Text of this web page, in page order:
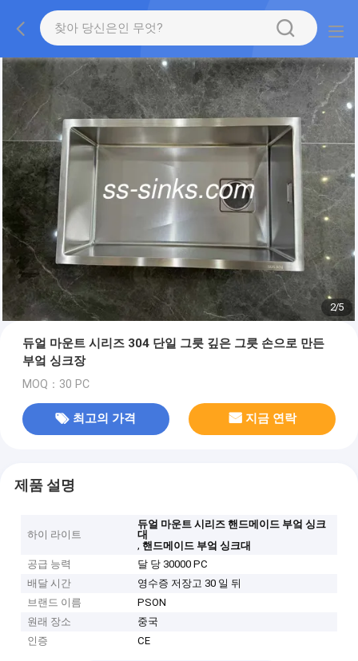
2/5
듀얼 마운트 시리즈 304 단일 그릇 깊은 그릇 손으로 만든
부엌 싱크장
MOQ：30 PC
최고의 가격 지금 연락
제품 설명
하이 라이트
듀얼 마운트 시리즈 핸드메이드 부엌 싱크
대
,핸드메이드 부엌 싱크대
공급 능력
달 당 30000 PC
배달 시간
영수증 저장고 30 일 뒤
브랜드 이름
PSON
원래 장소
중국
인증
CE